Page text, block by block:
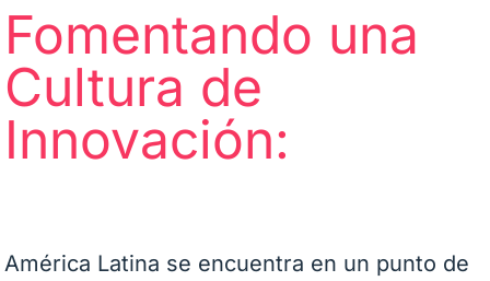
Fomentando una
Cultura de
Innovación:
América Latina se encuentra en un punto de